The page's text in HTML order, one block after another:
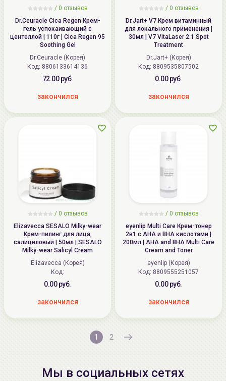
/ 0 отзывов
Dr.Ceuracle Cica Regen Крем-
гель успокаивающий с
центеллой | 110г | Cica Regen 95
Soothing Gel
Dr.Ceuracle (Корея)
Код: 8806133614136
72.00 руб.
закончился
/ 0 отзывов
Dr.Jart+ V7 Крем витаминный
для локального применения |
30мл | V7 VitaLaser 2.1 Spot
Treatment
Dr.Jart+ (Корея)
Код: 8809535807502
0.00 руб.
закончился
/ 0 отзывов
Elizavecca SESALO Milky-wear
Крем-пилинг для лица,
салициловый | 50мл | SESALO
Milky-wear Salicyl Cream
Elizavecca (Корея)
Код:
0.00 руб.
закончился
/ 0 отзывов
eyenlip Multi Care Крем-тонер
2в1 с AHA и BHA кислотами |
200мл | AHA and BHA Multi Care
Cream and Toner
eyenlip (Корея)
Код: 8809555251057
0.00 руб.
закончился
1 2
Мы в социальных сетях